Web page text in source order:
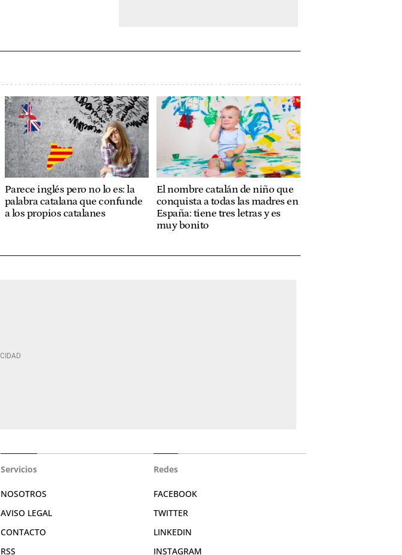
Parece inglés pero no lo es: la
palabra catalana que confunde
a los propios catalanes
El nombre catalán de niño que
conquista a todas las madres en
España: tiene tres letras y es
muy bonito
Servicios
NOSOTROS
AVISO LEGAL
CONTACTO
RSS
Redes
FACEBOOK
TWITTER
LINKEDIN
INSTAGRAM